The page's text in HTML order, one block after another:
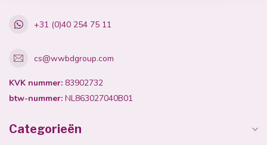
+31 (0)40 254 75 11
cs@wwbdgroup.com
KVK nummer: 83902732
btw-nummer: NL863027040B01
Categorieën